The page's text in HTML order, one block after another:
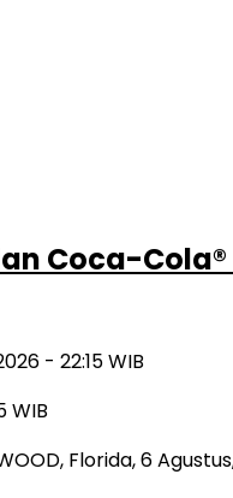
Coca-
- 22:15 WIB
WIB
Florida, 6